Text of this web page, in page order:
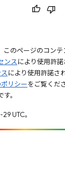
このページのコンテ
ンスにより使用許
により使用許諾さ
リシーをご覧くだ
。
UTC。